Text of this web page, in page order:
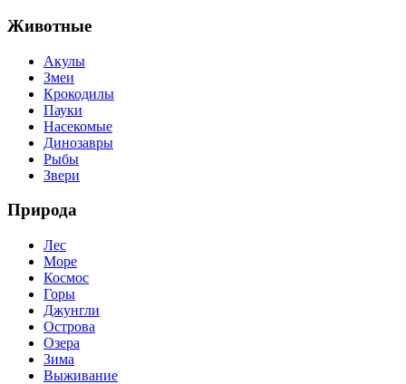
Животные
Акулы
Змеи
Крокодилы
Пауки
Насекомые
Динозавры
Рыбы
Звери
Природа
Лес
Море
Космос
Горы
Джунгли
Острова
Озера
Зима
Выживание